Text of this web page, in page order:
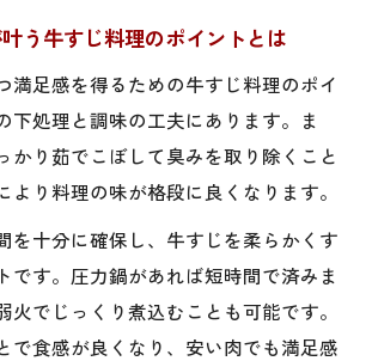
う牛すじ料理のポイントとは
満足感を得るための牛すじ料理のポイ
下処理と調味の工夫にあります。ま
かり茹でこぼして臭みを取り除くこと
より料理の味が格段に良くなります。
を十分に確保し、牛すじを柔らかくす
です。圧力鍋があれば短時間で済みま
火でじっくり煮込むことも可能です。
で食感が良くなり、安い肉でも満足感